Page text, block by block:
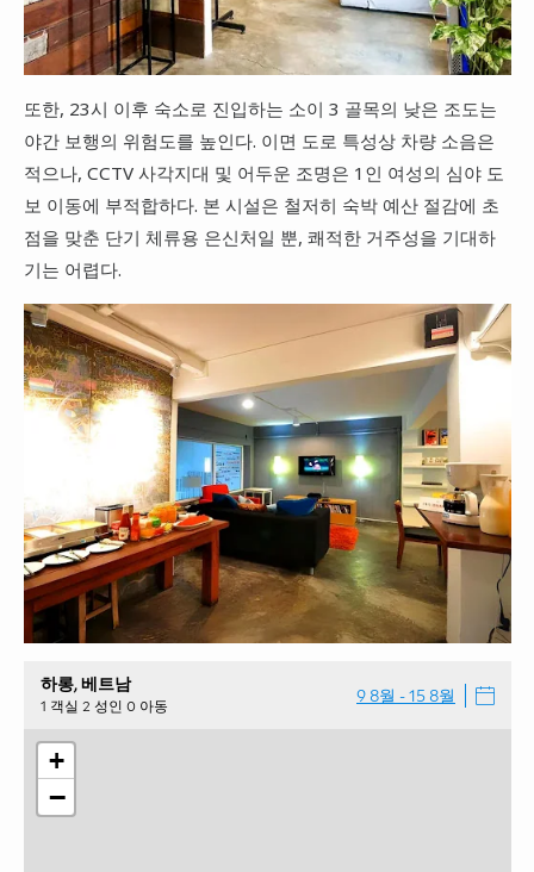
또한, 23시 이후 숙소로 진입하는 소이 3 골목의 낮은 조도는
야간 보행의 위험도를 높인다. 이면 도로 특성상 차량 소음은
적으나, CCTV 사각지대 및 어두운 조명은 1인 여성의 심야 도
보 이동에 부적합하다. 본 시설은 철저히 숙박 예산 절감에 초
점을 맞춘 단기 체류용 은신처일 뿐, 쾌적한 거주성을 기대하
기는 어렵다.